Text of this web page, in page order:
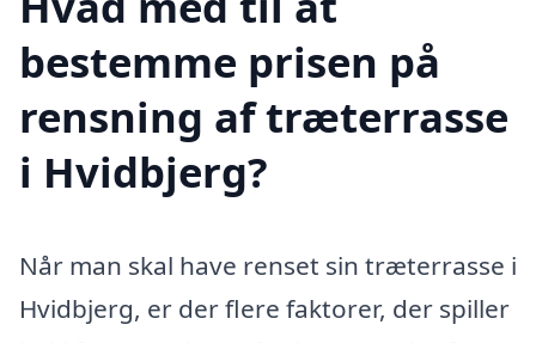
bestemme prisen på
rensning af træterrasse
i Hvidbjerg?
Når man skal have renset sin træterrasse i
Hvidbjerg, er der flere faktorer, der spiller